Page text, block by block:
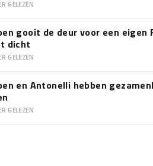
GELEZEN
gooit de deur voor een eigen
dicht
GELEZEN
en Antonelli hebben
GELEZEN